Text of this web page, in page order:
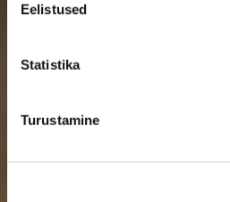
Eelistused
Statistika
Turustamine
Reguleerivad
Ennetavad aknet ja
Külasta meie e-poodi →